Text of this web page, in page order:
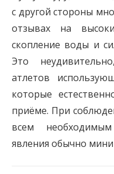
с другой стороны
отзывах на
скопление воды и
Это
атлетов
которые
приёме. При
всем
явления обычно